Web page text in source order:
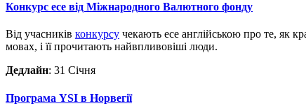
Конкурс есе від Міжнародного Валютного фонду
Від учасників конкурсу чекають есе англійською про те, як
мовах, і її прочитають найвпливовіші люди.
Дедлайн: 31 Січня
Програма YSI в Норвегії